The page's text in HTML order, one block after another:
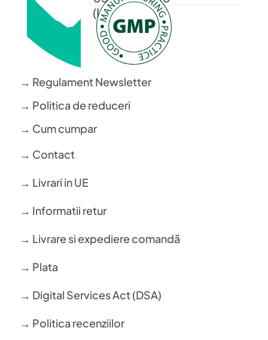
(L-V: 08-16)
→ Regulament Newsletter
→ Politica de reduceri
→ Cum cumpar
→ Contact
→ Livrari in UE
→ Informatii retur
→ Livrare si expediere comandă
→ Plata
→ Digital Services Act (DSA)
→ Politica recenziilor